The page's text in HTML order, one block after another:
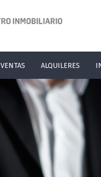
VENTAS ALQUILERES